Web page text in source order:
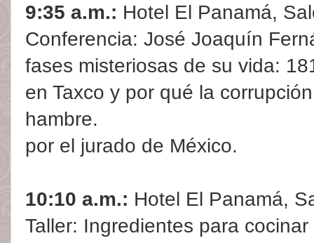
9:35 a.m.: Hotel El Panamá,
Conferencia: José Joaquín
fases misteriosas de su vida:
en Taxco y por qué la
hambre.
por el jurado de México.
10:10 a.m.: Hotel El Panamá,
Taller: Ingredientes para